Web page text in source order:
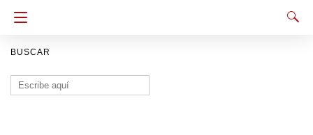
BUSCAR
Buscar: